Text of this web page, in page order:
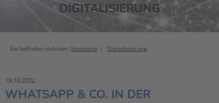
DIGITALISIERUNG
Sie befinden sich hier: Startseite Digitalisierung
18.10.2022
WHATSAPP & CO. IN DER